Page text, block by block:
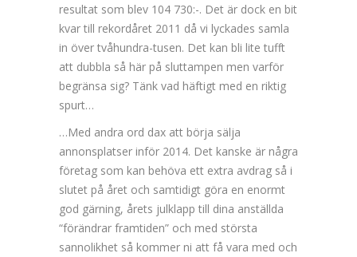
resultat som blev 104 730:-. Det är dock en bit
kvar till rekordåret 2011 då vi lyckades samla
in över tvåhundra-tusen. Det kan bli lite tufft
att dubbla så här på sluttampen men varför
begränsa sig? Tänk vad häftigt med en riktig
spurt…
…Med andra ord dax att börja sälja
annonsplatser inför 2014. Det kanske är några
företag som kan behöva ett extra avdrag så i
slutet på året och samtidigt göra en enormt
god gärning, årets julklapp till dina anställda
“förändrar framtiden” och med största
sannolikhet så kommer ni att få vara med och